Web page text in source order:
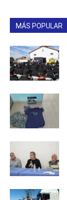
MÁS POPULAR